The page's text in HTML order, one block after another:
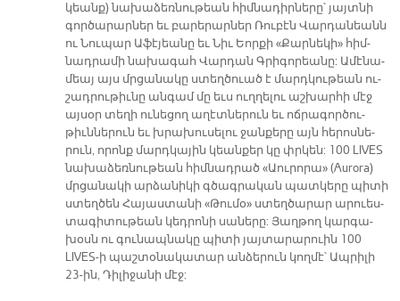
կեանք) նա­խա­ձեռ­նու­թեան հիմ­նա­դիր­նե­րը՝ յայտ­նի
գոր­ծա­րար­ներ եւ բա­րե­րար­ներ Ռու­բէն Վար­դա­նեանն
ու Նու­պար Ա­ֆէ­յեա­նը եւ Նիւ Եոր­քի «Քար­նե­կի» հիմ­
նադ­րա­մի նա­խա­գահ Վար­դան Գրի­գո­րեա­նը: Ա­մէ­նա­
մեայ այս մրցա­նա­կը ստեղծուած է մարդ­կու­թեան ու­
շադ­րու­թիւ­նը ան­գամ մը եւս ուղ­ղե­լու աշ­խար­հի մէջ
այ­սօր տե­ղի ու­նե­ցող ա­ղէտ­նե­րուն եւ ոճ­րա­գոր­ծու­
թիւն­նե­րուն եւ խրա­խու­սե­լու ջա­նքե­րը այն հե­րոս­նե­
րուն, ո­րոնք մարդ­կա­յին կեան­քեր կը փրկեն: 100 LIVES
նա­խա­ձեռ­նու­թեան հիմ­նադ­րած «Աու­րո­րա» (Aurora)
մրցա­նա­կի ար­ձա­նի­կի գծագ­րա­կան պատ­կե­րը պի­տի
ստեղ­ծեն Հա­յաս­տա­նի «Թու­մօ» ստեղ­ծա­րար ա­րուես­
տա­գի­տու­թեան կեդ­րո­նի սա­նե­րը: Յաղ­թող կար­գա­
խօսն ու գու­նապ­նա­կը պի­տի յայ­տա­րա­րուին 100
LIVES-ի պաշ­տօ­նա­կա­տար ան­ձե­րուն կող­մէ՝ Ապ­րի­լի
23-ին, Դի­լի­ջա­նի մէջ: